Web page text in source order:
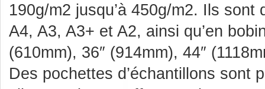
190g/m2 jusqu’à 450g/m2. Ils sont
A4, A3, A3+ et A2, ainsi qu’en
(610mm), 36″ (914mm), 44″
Des pochettes d’échantillons sont